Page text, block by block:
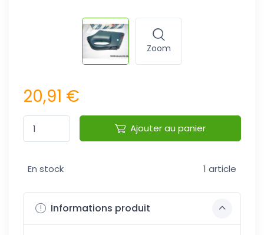
Zoom
20,91 €
Ajouter au panier
En stock 1 article
Informations produit